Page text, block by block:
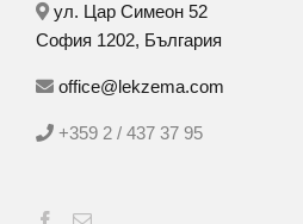
ул. Цар Симеон 52
София 1202, България
office@lekzema.com
+359 2 / 437 37 95